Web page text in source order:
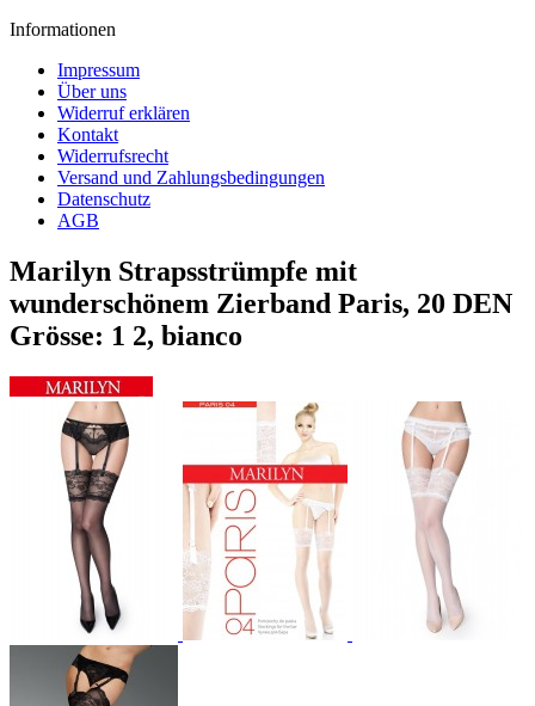
Informationen
Impressum
Über uns
Widerruf erklären
Kontakt
Widerrufsrecht
Versand und Zahlungsbedingungen
Datenschutz
AGB
Marilyn Strapsstrümpfe mit
wunderschönem Zierband Paris, 20 DEN
Grösse: 1 2, bianco